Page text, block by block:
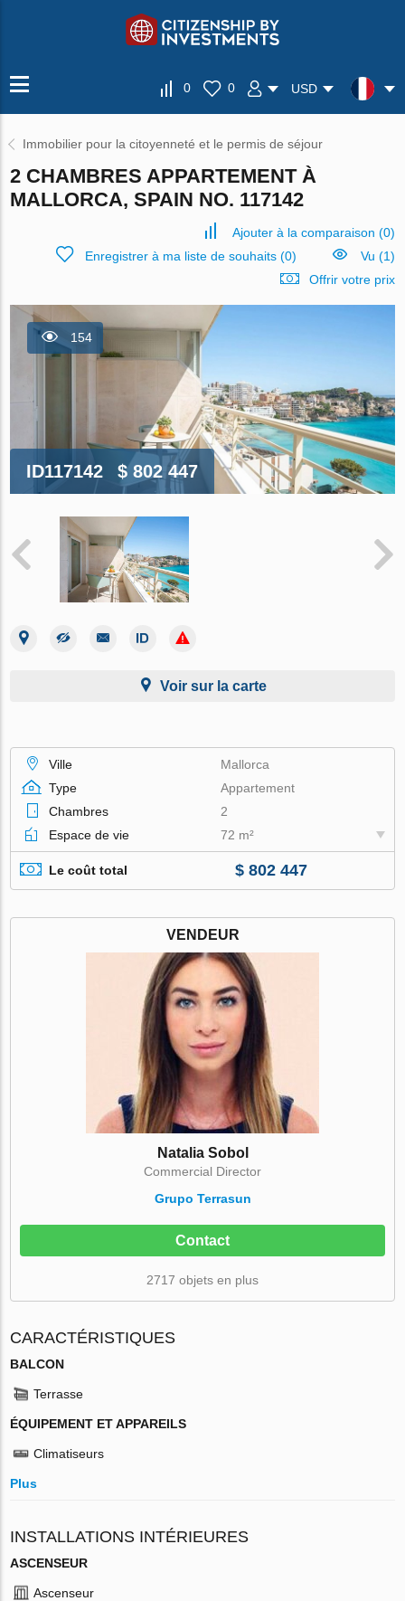
0 0 USD
Immobilier pour la citoyenneté et le permis de séjour
2 CHAMBRES APPARTEMENT À
MALLORCA, SPAIN NO. 117142
Ajouter à la comparaison (0)
Enregistrer à ma liste de souhaits(0)
Vu (1)
Offrir votre prix
154
ID117142 $ 802 447
Voir sur la carte
Ville
Mallorca
Type
Appartement
Chambres
2
Espace de vie
72 m²
Le coût total $ 802 447
VENDEUR
Natalia Sobol
Commercial Director
Grupo Terrasun
Contact
2717 objets en plus
CARACTÉRISTIQUES
BALCON
Terrasse
ÉQUIPEMENT ET APPAREILS
Climatiseurs
Plus
INSTALLATIONS INTÉRIEURES
ASCENSEUR
Ascenseur